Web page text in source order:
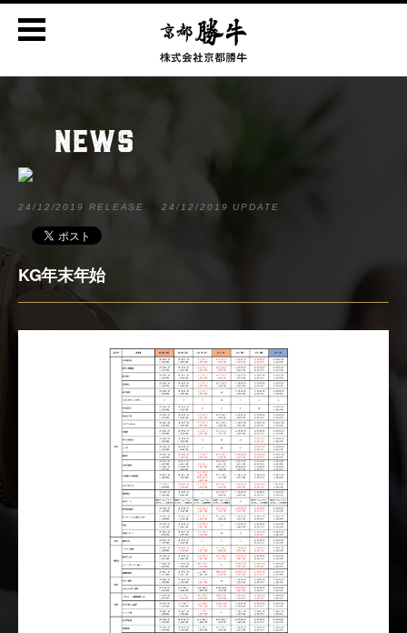
NEWS
24/12/2019 RELEASE 24/12/2019 UPDATE
KG年末年始